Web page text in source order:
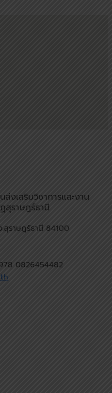
เสริมวิชาการและงาน
สุราษฎร์ธานี
สุราษฎร์ธานี 84100
0826454482